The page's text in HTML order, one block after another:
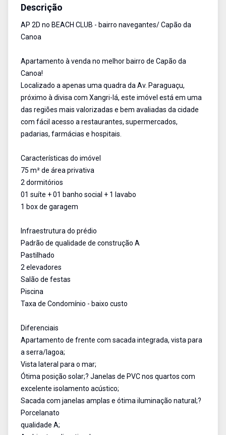
Descrição
AP 2D no BEACH CLUB - bairro navegantes/ Capão da
Canoa
Apartamento à venda no melhor bairro de Capão da
Canoa!
Localizado a apenas uma quadra da Av. Paraguaçu,
próximo à divisa com Xangri-lá, este imóvel está em uma
das regiões mais valorizadas e bem avaliadas da cidade
com fácil acesso a restaurantes, supermercados,
padarias, farmácias e hospitais.
Características do imóvel
75 m² de área privativa
2 dormitórios
01 suíte + 01 banho social + 1 lavabo
1 box de garagem
Infraestrutura do prédio
Padrão de qualidade de construção A
Pastilhado
2 elevadores
Salão de festas
Piscina
Taxa de Condomínio - baixo custo
Diferenciais
Apartamento de frente com sacada integrada, vista para
a serra/lagoa;
Vista lateral para o mar;
Ótima posição solar;? Janelas de PVC nos quartos com
excelente isolamento acústico;
Sacada com janelas amplas e ótima iluminação natural;?
Porcelanato
qualidade A;